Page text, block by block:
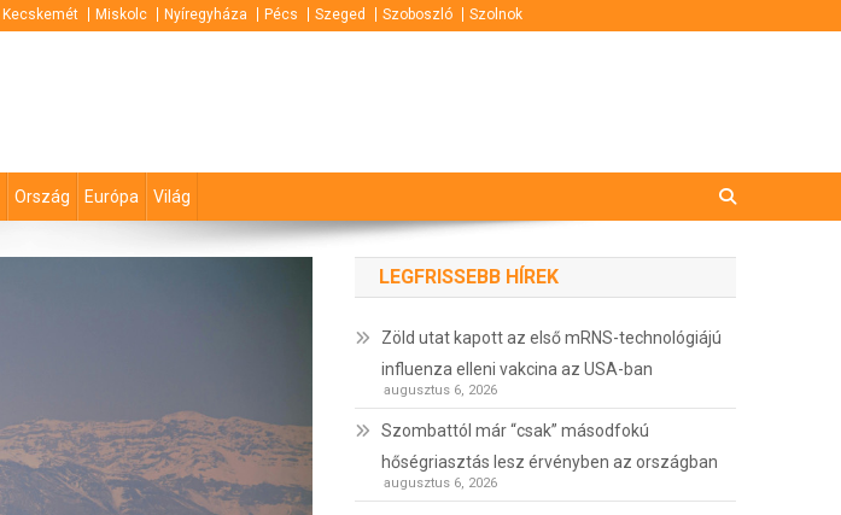
Kecskemét Miskolc Nyíregyháza Pécs Szeged Szoboszló Szolnok
Ország Európa Világ
LEGFRISSEBB HÍREK
Zöld utat kapott az első mRNS-technológiájú
influenza elleni vakcina az USA-ban
augusztus 6, 2026
Szombattól már “csak” másodfokú
hőségriasztás lesz érvényben az országban
augusztus 6, 2026